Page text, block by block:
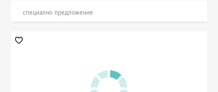
специално предложение